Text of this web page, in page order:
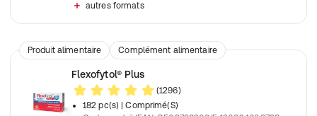
autres formats
Produit alimentaire Complément alimentaire
Flexofytol® Plus
(1296)
182 pc(s)
| Comprimé(S)